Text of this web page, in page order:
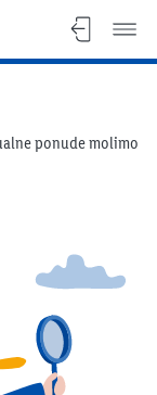
ponude molimo